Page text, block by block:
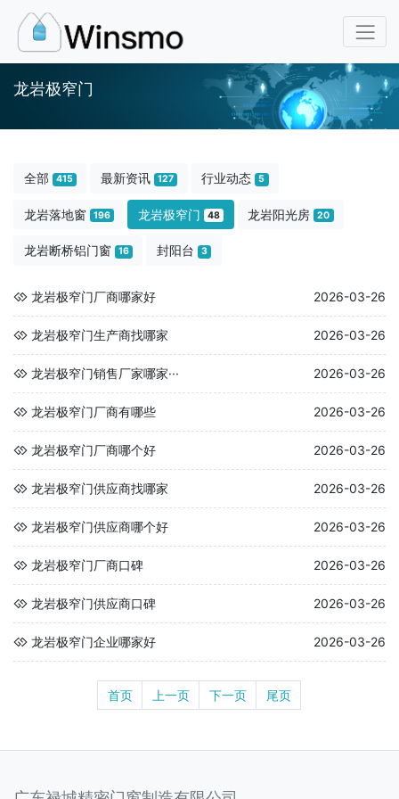
龙岩极窄门
全部 415 最新资讯 127 行业动态 5
龙岩落地窗 196 龙岩极窄门 48 龙岩阳光房 20
龙岩断桥铝门窗 16 封阳台 3
龙岩极窄门厂商哪家好 2026-03-26
龙岩极窄门生产商找哪家 2026-03-26
龙岩极窄门销售厂家哪家··· 2026-03-26
龙岩极窄门厂商有哪些 2026-03-26
龙岩极窄门厂商哪个好 2026-03-26
龙岩极窄门供应商找哪家 2026-03-26
龙岩极窄门供应商哪个好 2026-03-26
龙岩极窄门厂商口碑 2026-03-26
龙岩极窄门供应商口碑 2026-03-26
龙岩极窄门企业哪家好 2026-03-26
首页 上一页 下一页 尾页